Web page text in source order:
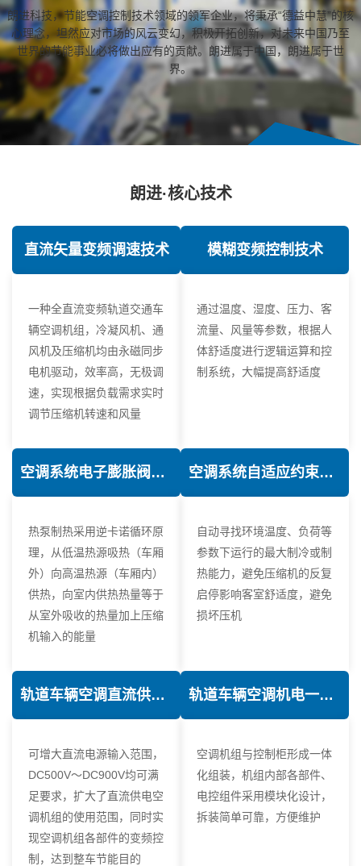
朗进科技，节能空调控制技术领域的领军企业，将秉承“德益中慧”的核
心理念，坦然应对市场的风云变幻，积极开拓创新，对未来中国乃至
世界的节能事业必将做出应有的贡献。朗进属于中国，朗进属于世
界。
朗进·核心技术
直流矢量变频调速技术
一种全直流变频轨道交通车
辆空调机组，冷凝风机、通
风机及压缩机均由永磁同步
电机驱动，效率高，无极调
速，实现根据负载需求实时
调节压缩机转速和风量
模糊变频控制技术
通过温度、湿度、压力、客
流量、风量等参数，根据人
体舒适度进行逻辑运算和控
制系统，大幅提高舒适度
空调系统电子膨胀阀热力学优化技术
热泵制热采用逆卡诺循环原
理，从低温热源吸热（车厢
外）向高温热源（车厢内）
供热，向室内供热热量等于
从室外吸收的热量加上压缩
机输入的能量
空调系统自适应约束控制技术
自动寻找环境温度、负荷等
参数下运行的最大制冷或制
热能力，避免压缩机的反复
启停影响客室舒适度，避免
损坏压机
轨道车辆空调直流供电技术
可增大直流电源输入范围，
DC500V～DC900V均可满
足要求，扩大了直流供电空
调机组的使用范围，同时实
现空调机组各部件的变频控
制，达到整车节能目的
轨道车辆空调机电一体化技术
空调机组与控制柜形成一体
化组装，机组内部各部件、
电控组件采用模块化设计，
拆装简单可靠，方便维护